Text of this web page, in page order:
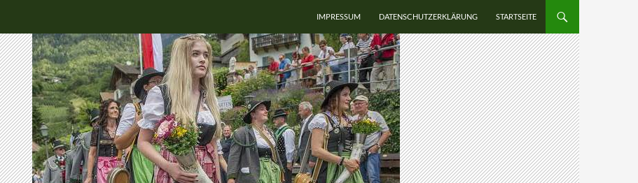
IMPRESSUM
DATENSCHUTZERKLÄRUNG STARTSEITE